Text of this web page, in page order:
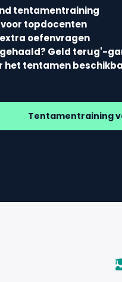
tentamentraining
topdocenten
oefenvragen
Geld terug'-
het tentamen
Tentamentraining